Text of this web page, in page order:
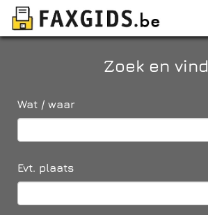
Zoek en vind
Wat / waar
Evt. plaats